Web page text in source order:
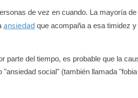
de vez en cuando. La mayoría de
ansiedad que acompaña a esa timidez y
parte del tiempo, es probable que la
social" (también llamada "fobia